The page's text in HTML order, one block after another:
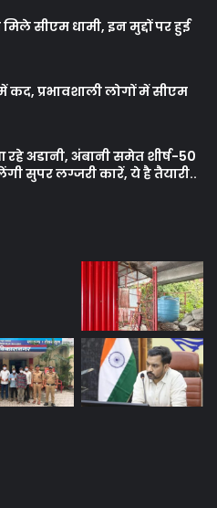
सीएम धामी, इन मुद्दों पर हुई
कद, प्रभावशाली लोगों में सीएम
अडानी, अंबानी समेत शीर्ष-50
सुपर लग्जरी कारें, ये है तैयारी..